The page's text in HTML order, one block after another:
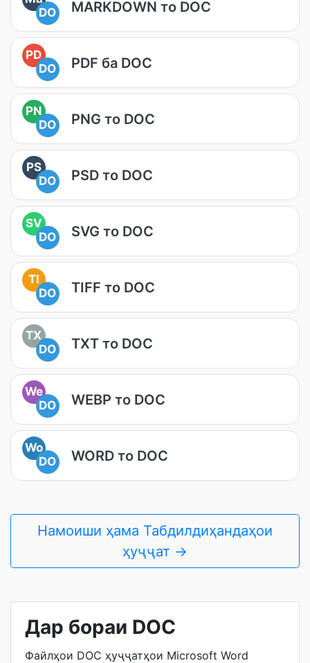
DO
MARKDOWN то DOC
PD
DO
PDF ба DOC
PN
DO
PNG то DOC
PS
DO
PSD то DOC
SV
DO
SVG то DOC
TI
DO
TIFF то DOC
TX
DO
TXT то DOC
We
DO
WEBP то DOC
Wo
DO
WORD то DOC
Намоиши ҳама Табдилдиҳандаҳои
ҳуҷҷат →
Дар бораи DOC
Файлҳои DOC ҳуҷҷатҳои Microsoft Word